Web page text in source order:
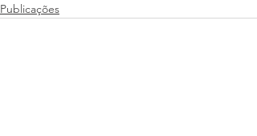
Publicações